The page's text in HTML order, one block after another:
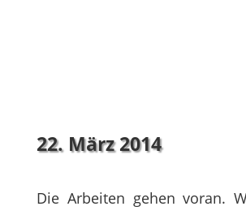
22. März 2014
Die Arbeiten gehen voran.